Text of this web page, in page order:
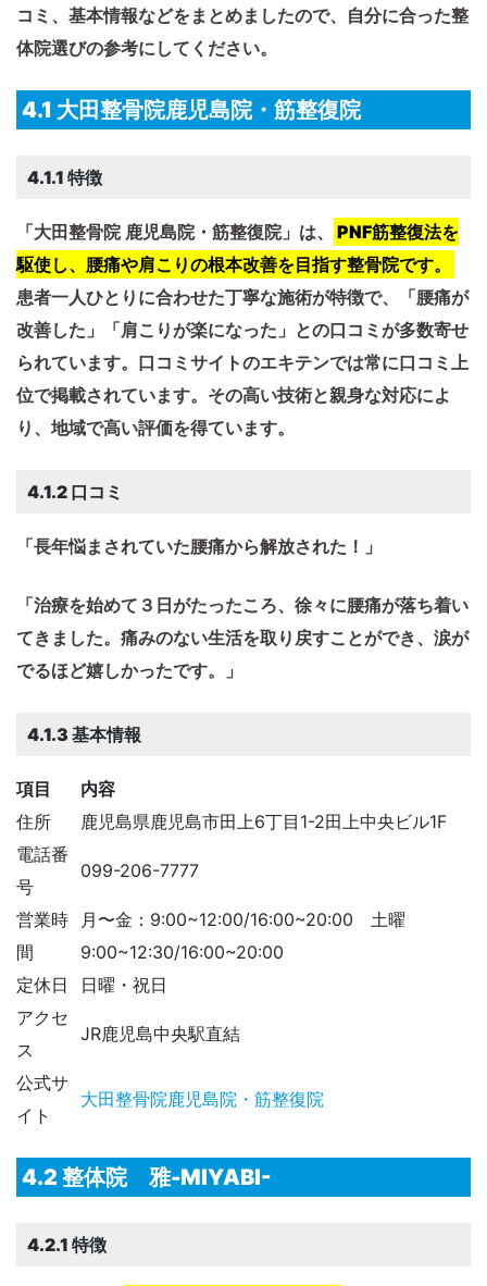
コミ、基本情報などをまとめましたので、自分に合った整
体院選びの参考にしてください。
4.1 大田整骨院鹿児島院・筋整復院
4.1.1 特徴
「大田整骨院 鹿児島院・筋整復院」は、​
PNF筋整復法を
駆使し、腰痛や肩こりの根本改善を目指す整骨院です。​
患者一人ひとりに合わせた丁寧な施術が特徴で、​「腰痛が
改善した」「肩こりが楽になった」との口コミが多数寄せ
られています。口コミサイトのエキテンでは常に口コミ上
位で掲載されています。​その高い技術と親身な対応によ
り、地域で高い評価を得ています。
4.1.2 口コミ
「長年悩まされていた腰痛から解放された！」
「治療を始めて３日がたったころ、徐々に腰痛が落ち着い
てきました。痛みのない生活を取り戻すことができ、涙が
でるほど嬉しかったです。」
4.1.3 基本情報
項目
内容
住所
鹿児島県鹿児島市田上6丁目1-2田上中央ビル1F
電話番
号
099-206-7777
営業時
間
月〜金：9:00~12:00/16:00~20:00 土曜
9:00~12:30/16:00~20:00
定休日
日曜・祝日
アクセ
ス
JR鹿児島中央駅直結
公式サ
イト
大田整骨院鹿児島院・筋整復院
4.2 整体院 雅-MIYABI-
4.2.1 特徴